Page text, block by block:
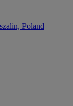
Poland